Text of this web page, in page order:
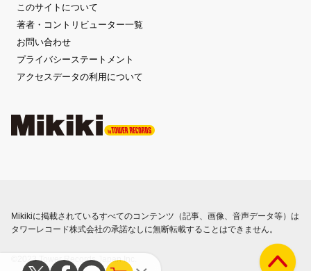
このサイトについて
著者・コントリビューター一覧
お問い合わせ
プライバシーステートメント
アクセスデータの利用について
Mikikiに掲載されているすべてのコンテンツ（記事、画像、音声データ等）は
タワーレコード株式会社の承諾なしに無断転載することはできません。
©2023 Tower Records Japan Inc.